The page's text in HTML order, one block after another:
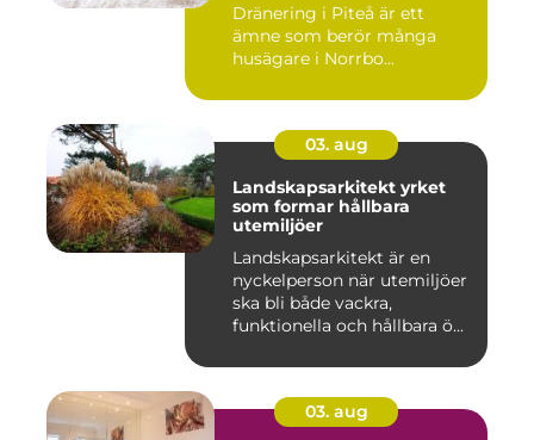
Dränering i Piteå är ett
ämne som berör många
husägare i Norrbo...
03. aug
Landskapsarkitekt yrket
som formar hållbara
utemiljöer
Landskapsarkitekt är en
nyckelperson när utemiljöer
ska bli både vackra,
funktionella och hållbara ö...
03. aug